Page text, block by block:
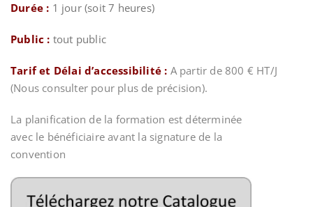
Durée : 1 jour (soit 7 heures)
Public : tout public
Tarif et Délai d’accessibilité : A partir de 800 € HT/J
(Nous consulter pour plus de précision).
La planification de la formation est déterminée
avec le bénéficiaire avant la signature de la
convention